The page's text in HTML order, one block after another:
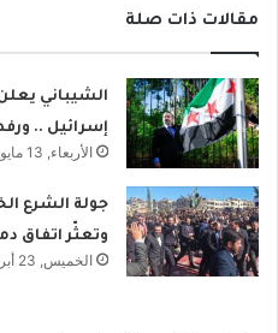
مقالات ذات صلة
الشيباني
إسرائيل ..
الأربعاء, 13 مايو 2026, 2:33 م
جولة الشرع
وتعثّر اتفاق
الخميس, 23 أبريل 2026, 7:32 م